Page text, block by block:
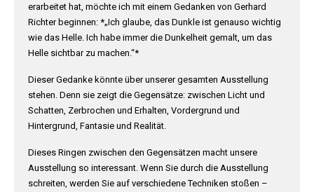
erarbeitet hat, möchte ich mit einem Gedanken von Gerhard
Richter beginnen: *„Ich glaube, das Dunkle ist genauso wichtig
wie das Helle. Ich habe immer die Dunkelheit gemalt, um das
Helle sichtbar zu machen.“*
Dieser Gedanke könnte über unserer gesamten Ausstellung
stehen. Denn sie zeigt die Gegensätze: zwischen Licht und
Schatten, Zerbrochen und Erhalten, Vordergrund und
Hintergrund, Fantasie und Realität.
Dieses Ringen zwischen den Gegensätzen macht unsere
Ausstellung so interessant. Wenn Sie durch die Ausstellung
schreiten, werden Sie auf verschiedene Techniken stoßen –